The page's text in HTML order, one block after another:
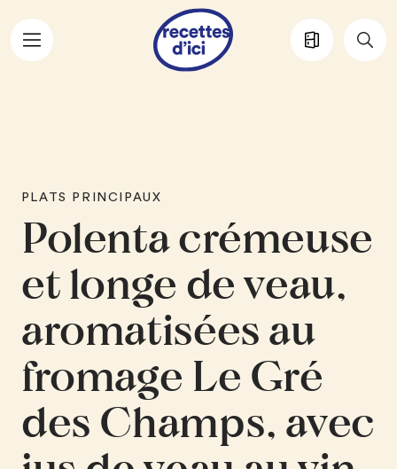
Aller au contenu principal
PLATS PRINCIPAUX
Polenta crémeuse
et longe de veau,
aromatisées au
fromage Le Gré
des Champs, avec